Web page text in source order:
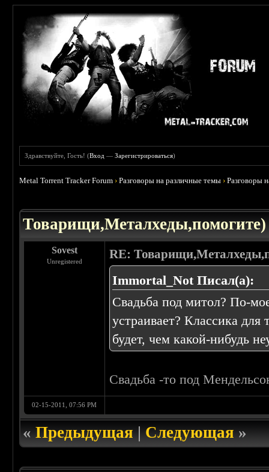
Здравствуйте, Гость! (Вход —Зарегистрироваться)
Metal Torrent Tracker Forum ›Разговоры на различные темы ›Разговоры
Товарищи,Металхеды,помогите)
Sovest
Unregistered
RE:
Immortal_Not Писал(а):
Свадьба под митол? По-
устраивает? Классика
будет, чем какой-нибудь
Свадьба -то под
02-15-2011, 07:56 PM
«Предыдущая|Следующая»